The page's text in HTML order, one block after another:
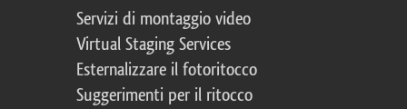
Servizi di montaggio video
Virtual Staging Services
Esternalizzare il fotoritocco
Suggerimenti per il ritocco